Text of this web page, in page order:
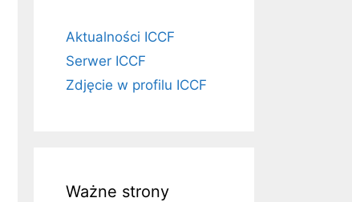
Aktualności ICCF
Serwer ICCF
Zdjęcie w profilu ICCF
Ważne strony